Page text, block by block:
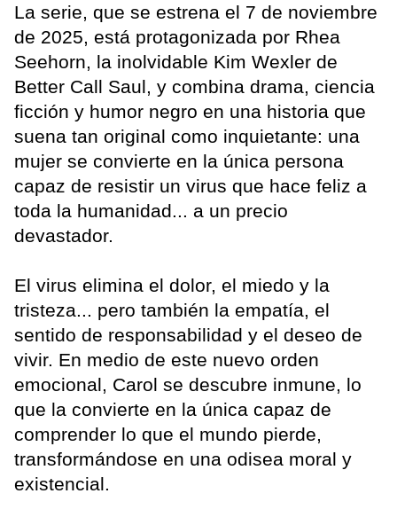
La serie, que se estrena el 7 de noviembre
de 2025, está protagonizada por Rhea
Seehorn, la inolvidable Kim Wexler de
Better Call Saul, y combina drama, ciencia
ficción y humor negro en una historia que
suena tan original como inquietante: una
mujer se convierte en la única persona
capaz de resistir un virus que hace feliz a
toda la humanidad... a un precio
devastador.
El virus elimina el dolor, el miedo y la
tristeza... pero también la empatía, el
sentido de responsabilidad y el deseo de
vivir. En medio de este nuevo orden
emocional, Carol se descubre inmune, lo
que la convierte en la única capaz de
comprender lo que el mundo pierde,
transformándose en una odisea moral y
existencial.